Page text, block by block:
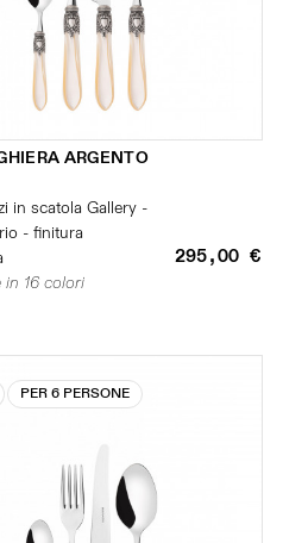
ARGENTO
in scatola Gallery -
- finitura
295,00 €
in 16 colori
PER 6 PERSONE